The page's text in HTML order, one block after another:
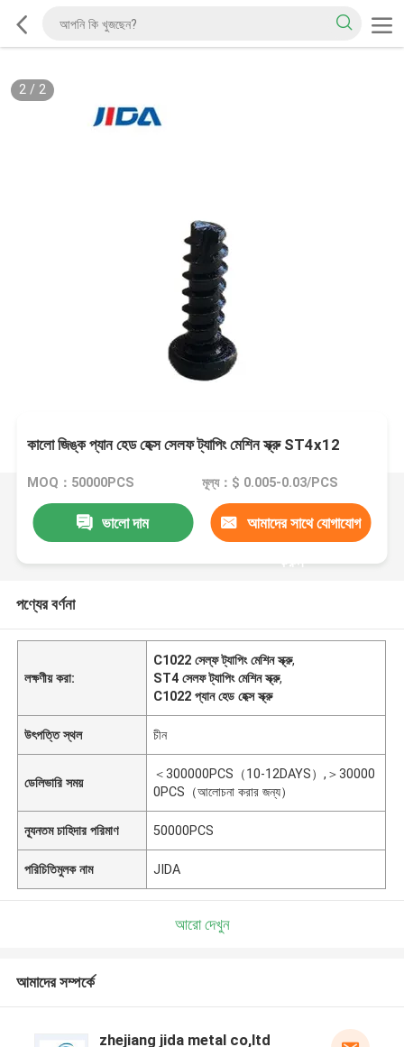
2/ 2
কালো জিঙ্ক প্যান হেড হেক্স সেলফ ট্যাপিং মেশিন স্ক্রু ST4x12
MOQ：50000PCS মূল্য：$ 0.005-0.03/PCS
ভালো দাম আমাদের সাথে যোগাযোগ
করুন
পণ্যের বর্ণনা
লক্ষণীয় করা:
C1022 সেল্ফ ট্যাপিং মেশিন স্ক্রু,
ST4 সেলফ ট্যাপিং মেশিন স্ক্রু,
C1022 প্যান হেড হেক্স স্ক্রু
উৎপত্তি স্থল চীন
ডেলিভারি সময়
＜300000PCS（10-12DAYS）,＞30000
0PCS（আলোচনা করার জন্য）
ন্যূনতম চাহিদার পরিমাণ 50000PCS
পরিচিতিমুলক নাম JIDA
আরো দেখুন
আমাদের সম্পর্কে
zhejiang jida metal co,ltd